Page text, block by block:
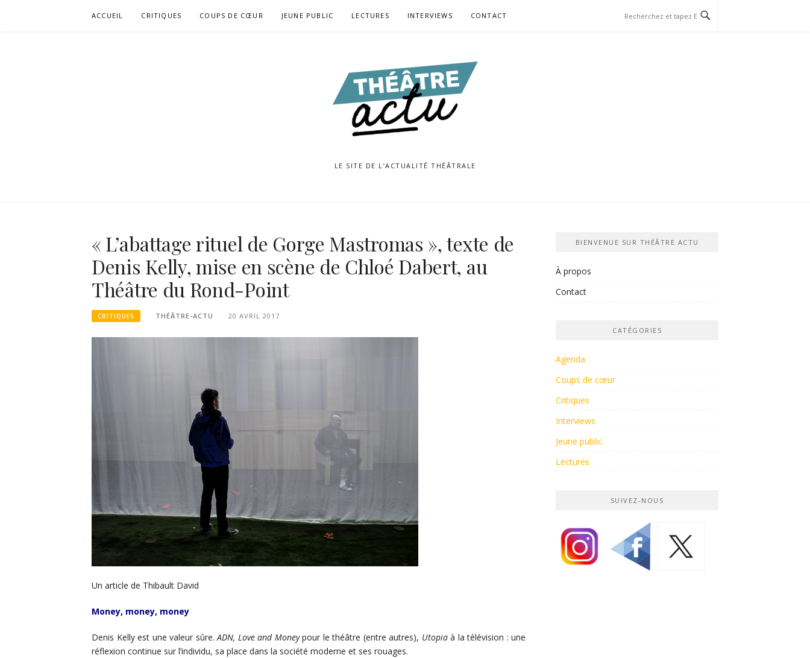
ACCUEIL CRITIQUES COUPS DE CŒUR JEUNE PUBLIC LECTURES INTERVIEWS CONTACT
LE SITE DE L’ACTUALITÉ THÉÂTRALE
« L’abattage rituel de Gorge Mastromas », texte de
Denis Kelly, mise en scène de Chloé Dabert, au
Théâtre du Rond-Point
CRITIQUES THÉÂTRE-ACTU 20 AVRIL 2017
Un article de Thibault David
Money, money, money
Denis Kelly est une valeur sûre. ADN, Love and Moneypour le théâtre (entre autres), Utopiaà la télévision : une
réflexion continue sur l’individu, sa place dans la société moderne et ses rouages.
BIENVENUE SUR THÉÂTRE ACTU
À propos
Contact
CATÉGORIES
Agenda
Coups de cœur
Critiques
Interviews
Jeune public
Lectures
SUIVEZ-NOUS